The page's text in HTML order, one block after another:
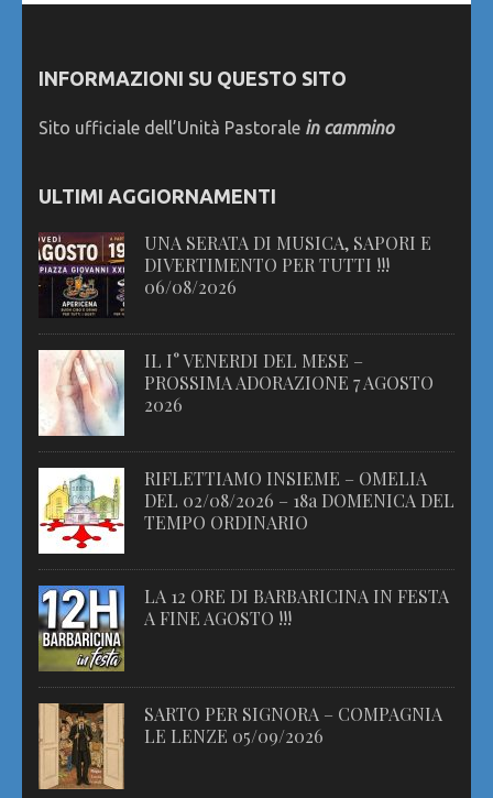
INFORMAZIONI SU QUESTO SITO
Sito ufficiale dell’Unità Pastorale in cammino
ULTIMI AGGIORNAMENTI
UNA SERATA DI MUSICA, SAPORI E
DIVERTIMENTO PER TUTTI !!!
06/08/2026
IL I° VENERDI DEL MESE –
PROSSIMA ADORAZIONE 7 AGOSTO
2026
RIFLETTIAMO INSIEME – OMELIA
DEL 02/08/2026 – 18a DOMENICA DEL
TEMPO ORDINARIO
LA 12 ORE DI BARBARICINA IN FESTA
A FINE AGOSTO !!!
SARTO PER SIGNORA – COMPAGNIA
LE LENZE 05/09/2026